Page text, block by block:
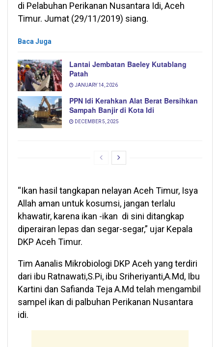
di Pelabuhan Perikanan Nusantara Idi, Aceh
Timur. Jumat (29/11/2019) siang.
Baca Juga
Lantai Jembatan Baeley Kutablang
Patah
JANUARY 14, 2026
PPN Idi Kerahkan Alat Berat Bersihkan
Sampah Banjir di Kota Idi
DECEMBER 5, 2025
“Ikan hasil tangkapan nelayan Aceh Timur, Isya
Allah aman untuk kosumsi, jangan terlalu
khawatir, karena ikan -ikan di sini ditangkap
diperairan lepas dan segar-segar,” ujar Kepala
DKP Aceh Timur.
Tim Aanalis Mikrobiologi DKP Aceh yang terdiri
dari ibu Ratnawati,S.Pi, ibu Sriheriyanti,A.Md, Ibu
Kartini dan Safianda Teja A.Md telah mengambil
sampel ikan di palbuhan Perikanan Nusantara
idi.